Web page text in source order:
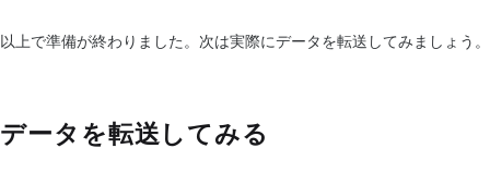
以上で準備が終わりました。次は実際にデータを転送してみましょう。
データを転送してみる